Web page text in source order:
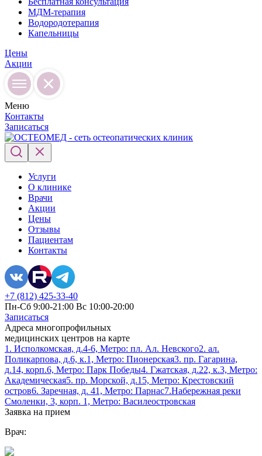
МДМ-терапия
Водородотерапия
Капельницы
Цены
Акции
Меню
Контакты
Записаться
Услуги
О клинике
Врачи
Акции
Цены
Отзывы
Пациентам
Контакты
+7 (812) 425-33-40
Пн-Сб 9:00-21:00 Вс 10:00-20:00
Записаться
Адреса многопрофильных
медицинских центров на карте
1. Исполкомская, д.4-6, Метро: пл. Ал. Невского2. ал.
Поликарпова, д.6, к.1, Метро: Пионерская3. пр. Гагарина,
д.14, корп.6, Метро: Парк Победы4. Гжатская, д.22, к.3, Метро:
Академическая5. пр. Морской, д.15, Метро: Крестовский
остров6. Заречная, д. 41, Метро: Парнас7.Набережная реки
Смоленки, 3, корп. 1, Метро: Василеостровская
Заявка на прием
Врач: